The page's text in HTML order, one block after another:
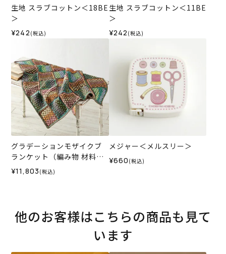
生地 スラブコットン＜18BE
＞
¥242 (税込)
生地 スラブコットン＜11BE
＞
¥242 (税込)
グラデーションモザイクブ
ランケット（編み物 材料セ
ット）
¥11,803 (税込)
メジャー＜メルスリー＞
¥660 (税込)
他のお客様はこちらの商品も見て
います